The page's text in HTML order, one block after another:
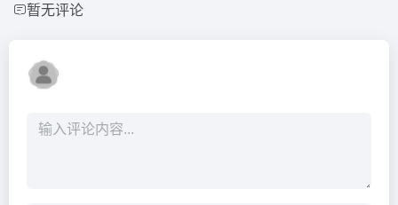
暂无评论